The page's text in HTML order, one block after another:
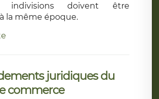
indivisions doivent être
la même époque.
juridiques du
commerce